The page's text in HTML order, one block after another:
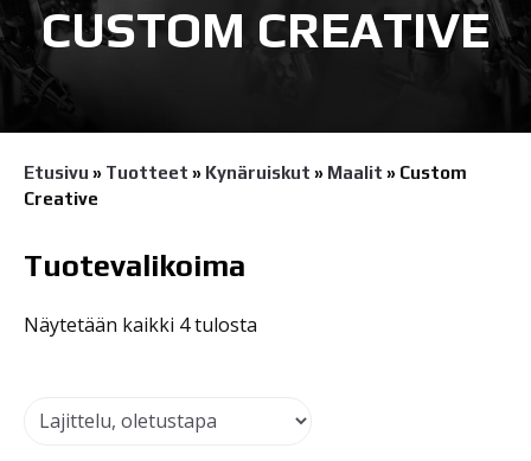
CUSTOM CREATIVE
Etusivu » Tuotteet » Kynäruiskut » Maalit » Custom
Creative
Tuotevalikoima
Näytetään kaikki 4 tulosta